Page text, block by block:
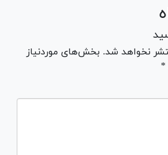
نخواهد شد. بخش‌های موردنیاز
*